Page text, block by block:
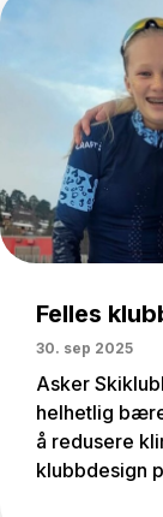
Felles
30. sep 2025
Asker
helhetlig
å redusere
klubbdesign